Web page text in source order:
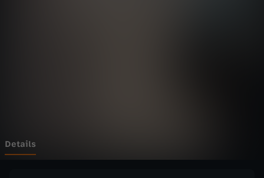
t
Details